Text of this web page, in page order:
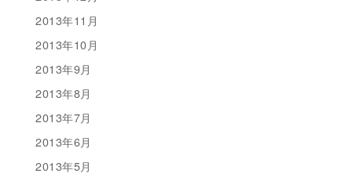
2013年11月
2013年10月
2013年9月
2013年8月
2013年7月
2013年6月
2013年5月